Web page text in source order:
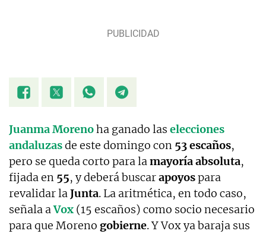
Juanma Morenoha ganado las elecciones
andaluzasde este domingo con 53 escaños,
pero se queda corto para lamayoría absoluta,
fijada en 55, y deberá buscarapoyospara
revalidar laJunta. La aritmética, en todo caso,
señala aVox (15 escaños) como socio necesario
para que Moreno gobierne. Y Vox ya baraja sus